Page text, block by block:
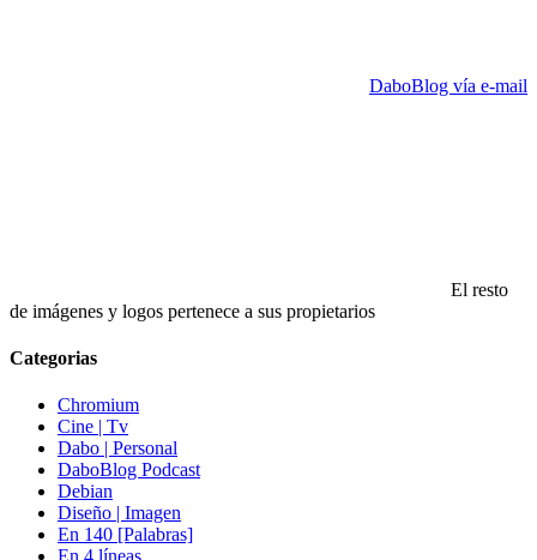
DaboBlog vía e-mail
El resto
de imágenes y logos pertenece a sus propietarios
Categorias
Chromium
Cine | Tv
Dabo | Personal
DaboBlog Podcast
Debian
Diseño | Imagen
En 140 [Palabras]